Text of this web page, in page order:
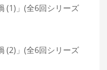
(1)」(全6回シリーズ
(2)」(全6回シリーズ